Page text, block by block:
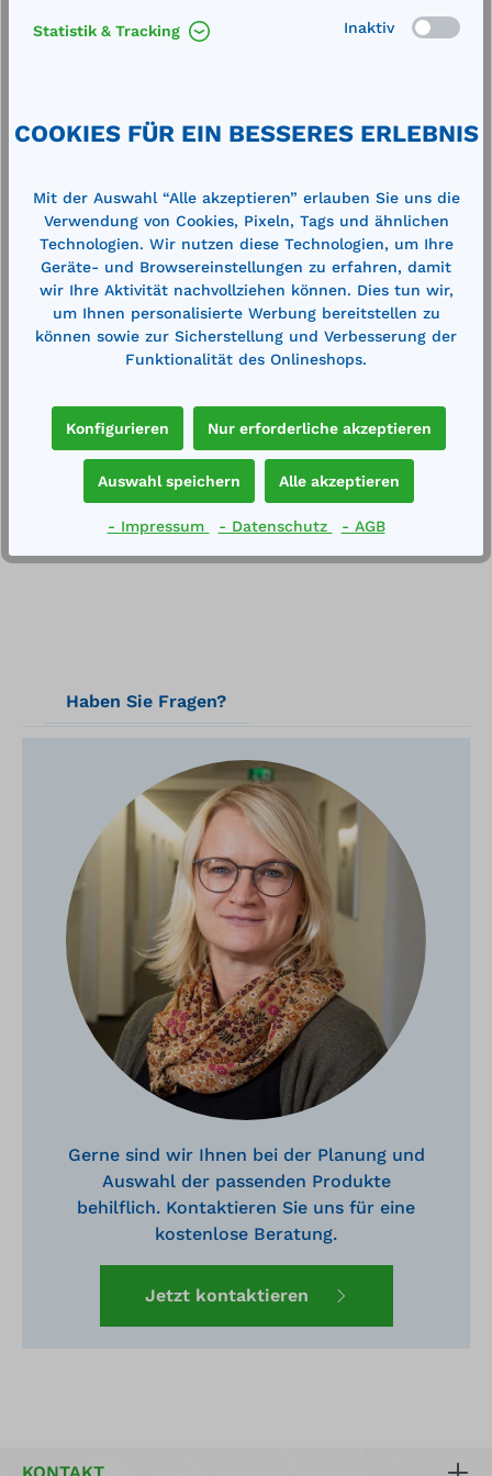
Lieferung frei Haus
Zertifizierte Qualität
Material: Stahlblech Oberfläche:
pulverbeschichtet, lichtgrau RAL 7035
Technische Daten
Haben Sie Fragen?
Gerne sind wir Ihnen bei der Planung und
Auswahl der passenden Produkte
behilflich. Kontaktieren Sie uns für eine
kostenlose Beratung.
Jetzt kontaktieren
KONTAKT
Statistik & Tracking Inaktiv
COOKIES FÜR EIN BESSERES ERLEBNIS
Mit der Auswahl “Alle akzeptieren” erlauben Sie uns die
Verwendung von Cookies, Pixeln, Tags und ähnlichen
Technologien. Wir nutzen diese Technologien, um Ihre
Geräte- und Browsereinstellungen zu erfahren, damit
wir Ihre Aktivität nachvollziehen können. Dies tun wir,
um Ihnen personalisierte Werbung bereitstellen zu
können sowie zur Sicherstellung und Verbesserung der
Funktionalität des Onlineshops.
Konfigurieren Nur erforderliche akzeptieren
Auswahl speichern Alle akzeptieren
- Impressum - Datenschutz - AGB